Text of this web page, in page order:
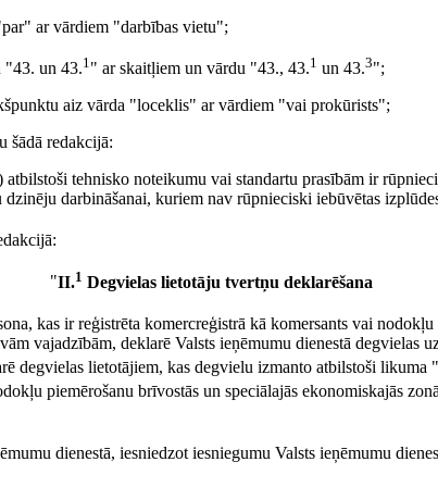
ar vārdiem "darbības vietu";
"43. un 43.1 " ar skaitļiem un vārdu "43., 43.1 un 43.3";
aiz vārda "loceklis" ar vārdiem "vai prokūrists";
šādā redakcijā:
atbilstoši tehnisko noteikumu vai standartu prasībām ir
darbināšanai, kuriem nav rūpnieciski iebūvētas
"II.1 Degvielas lietotāju tvertņu deklarēšana
kas ir reģistrēta komercreģistrā kā komersants vai
vajadzībām, deklarē Valsts ieņēmumu dienestā degvielas
degvielas lietotājiem, kas degvielu izmanto atbilstoši
piemērošanu brīvostās un speciālajās ekonomiskajās
dienestā, iesniedzot iesniegumu Valsts ieņēmumu